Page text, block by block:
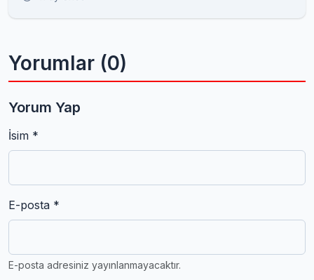
Yorumlar (0)
Yorum Yap
İsim *
E-posta *
E-posta adresiniz yayınlanmayacaktır.